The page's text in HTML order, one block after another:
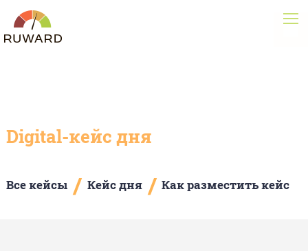
Digital-кейс дня
Все кейсы / Кейс дня / Как разместить кейс